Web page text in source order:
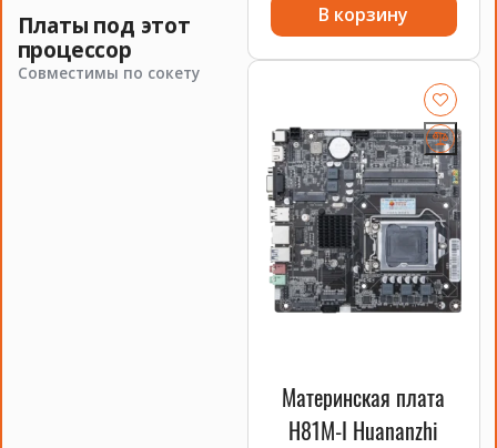
Платы под этот
процессор
Совместимы по сокету
В корзину
Материнская плата
H81M-I Huananzhi